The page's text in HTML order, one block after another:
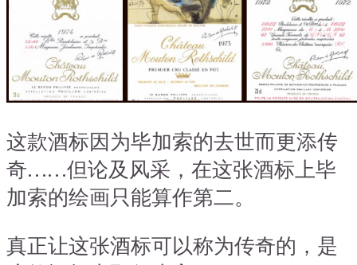
这款酒标因为毕加索的去世而更添传
奇……但论及风采，在这张酒标上毕
加索的绘画只能算作第二。
真正让这张酒标可以称为传奇的，是